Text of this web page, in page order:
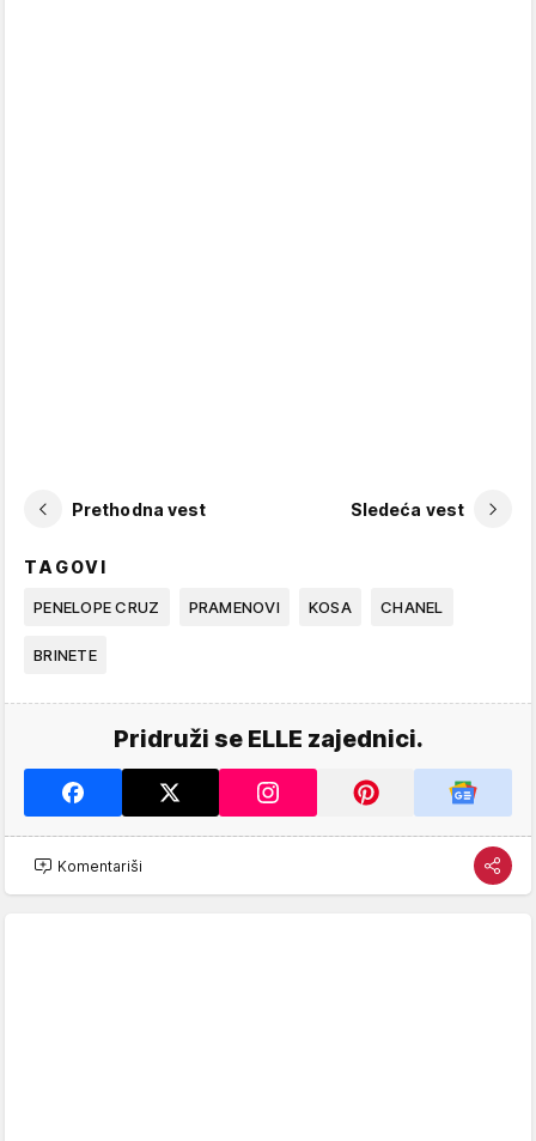
Prethodna vest Sledeća vest
TAGOVI
PENELOPE CRUZ PRAMENOVI KOSA CHANEL
BRINETE
Pridruži se ELLE zajednici.
Komentariši